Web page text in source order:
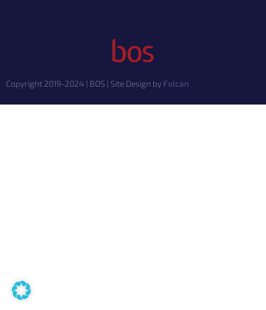
Copyright 2019-2024 | BOS | Site Design by Folcan